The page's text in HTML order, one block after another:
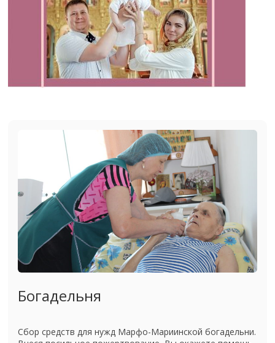
Богадельня
Сбор средств для нужд Марфо-Мариинской богадельни.